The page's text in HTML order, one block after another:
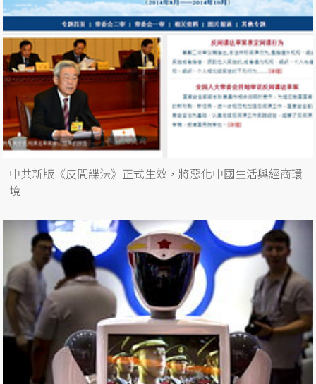
中共新版《反間諜法》正式生效，將惡化中國生活與經商環
境